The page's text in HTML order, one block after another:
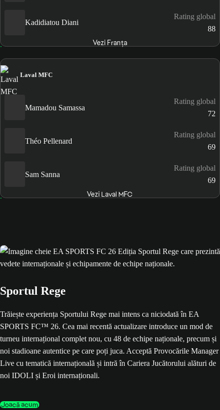
Kadidiatou Diani
Rating global
88
Vezi Franţa
Laval MFC
Mamadou Samassa
Rating global
72
Théo Pellenard
Rating global
69
Sam Sanna
Rating global
69
Vezi Laval MFC
Sportul Rege
Trăiește experiența Sportului Rege mai intens ca niciodată în EA
SPORTS FC™ 26. Cea mai recentă actualizare introduce un mod de
turneu internațional complet nou, cu 48 de echipe naționale, precum și
noi stadioane autentice pe care poți juca. Acceptă Provocările Manager
Live cu tematică internațională și intră în Cariera Jucătorului alături de
noi IDOLI și Eroi internaționali.
Joacă acum